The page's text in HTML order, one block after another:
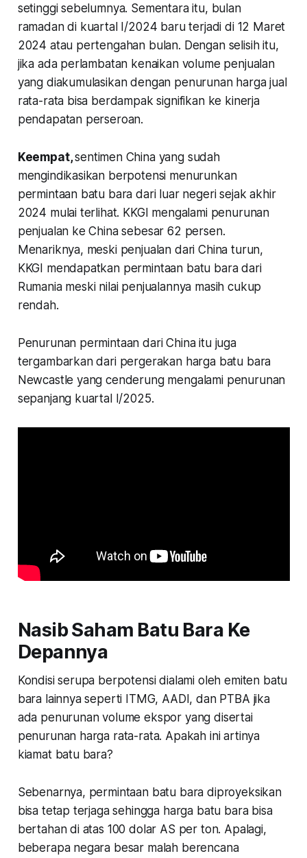
setinggi sebelumnya. Sementara itu, bulan
ramadan di kuartal I/2024 baru terjadi di 12 Maret
2024 atau pertengahan bulan. Dengan selisih itu,
jika ada perlambatan kenaikan volume penjualan
yang diakumulasikan dengan penurunan harga jual
rata-rata bisa berdampak signifikan ke kinerja
pendapatan perseroan.
Keempat,sentimen China yang sudah
mengindikasikan berpotensi menurunkan
permintaan batu bara dari luar negeri sejak akhir
2024 mulai terlihat. KKGI mengalami penurunan
penjualan ke China sebesar 62 persen.
Menariknya, meski penjualan dari China turun,
KKGI mendapatkan permintaan batu bara dari
Rumania meski nilai penjualannya masih cukup
rendah.
Penurunan permintaan dari China itu juga
tergambarkan dari pergerakan harga batu bara
Newcastle yang cenderung mengalami penurunan
sepanjang kuartal I/2025.
Nasib Saham Batu Bara Ke
Depannya
Kondisi serupa berpotensi dialami oleh emiten batu
bara lainnya seperti ITMG, AADI, dan PTBA jika
ada penurunan volume ekspor yang disertai
penurunan harga rata-rata. Apakah ini artinya
kiamat batu bara?
Sebenarnya, permintaan batu bara diproyeksikan
bisa tetap terjaga sehingga harga batu bara bisa
bertahan di atas 100 dolar AS per ton. Apalagi,
beberapa negara besar malah berencana